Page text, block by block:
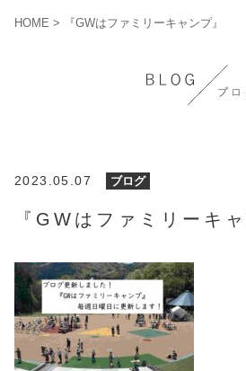
HOME > 『GWはファミリーキャンプ』
2023.05.07 ブログ
『GWはファミリーキャ